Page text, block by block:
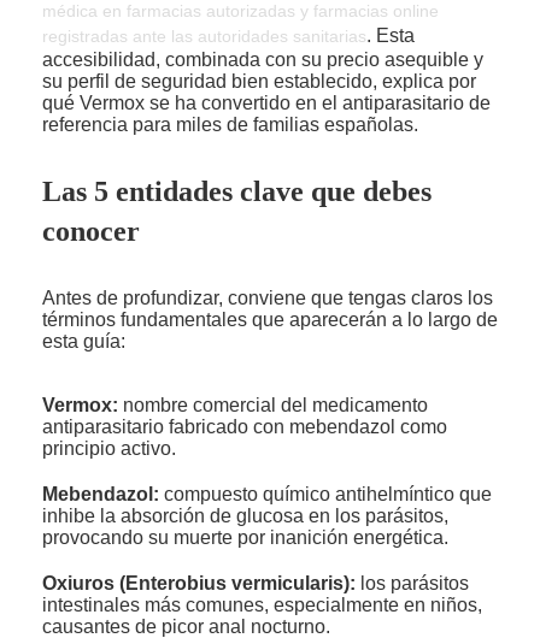
médica en farmacias autorizadas y farmacias online
registradas ante las autoridades sanitarias. Esta
accesibilidad, combinada con su precio asequible y
su perfil de seguridad bien establecido, explica por
qué Vermox se ha convertido en el antiparasitario de
referencia para miles de familias españolas.
Las 5 entidades clave que debes
conocer
Antes de profundizar, conviene que tengas claros los
términos fundamentales que aparecerán a lo largo de
esta guía:
Vermox: nombre comercial del medicamento
antiparasitario fabricado con mebendazol como
principio activo.
Mebendazol: compuesto químico antihelmíntico que
inhibe la absorción de glucosa en los parásitos,
provocando su muerte por inanición energética.
Oxiuros (Enterobius vermicularis): los parásitos
intestinales más comunes, especialmente en niños,
causantes de picor anal nocturno.